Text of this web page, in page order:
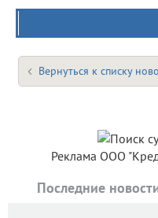
Вернуться к списку
Реклама ООО
Последние